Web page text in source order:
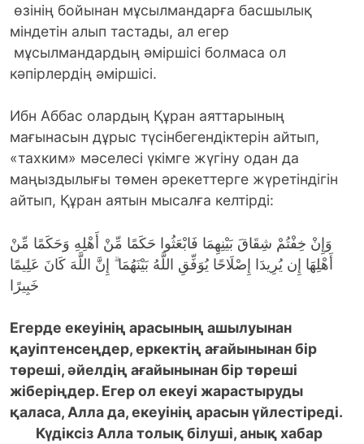
өзінің бойынан мұсылмандарға басшылық
міндетін алып тастады, ал егер
мұсылмандардың әміршісі болмаса ол
кәпірлердің әміршісі.
Ибн Аббас олардың Құран аяттарының
мағынасын дұрыс түсінбегендіктерін айтып,
«тахким» мәселесі үкімге жүгіну одан да
маңыздылығы төмен әрекеттерге жүретіндігін
айтып, Құран аятын мысалға келтірді:
وَإِنْ خِفْتُمْ شِقَاقَ بَيْنِهِمَا فَابْعَثُوا حَكَمًا مِّنْ أَهْلِهِ وَحَكَمًا مِّنْ
أَهْلِهَا إِن يُرِيدَا إِصْلَاحًا يُوَفِّقِ اللَّهُ بَيْنَهُمَا ۗ إِنَّ اللَّهَ كَانَ عَلِيمًا
خَبِيرًا
Егерде екеуінің арасының ашылуынан
қауіптенсеңдер, еркектің ағайынынан бір
төреші, әйелдің ағайынынан бір төреші
жіберіңдер. Егер ол екеуі жарастыруды
қаласа, Алла да, екеуінің арасын үйлестіреді.
Күдіксіз Алла толық білуші, анық хабар